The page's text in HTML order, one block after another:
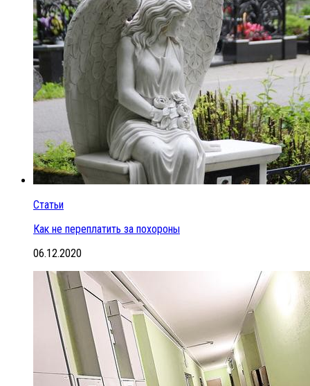
Статьи
Как не переплатить за похороны
06.12.2020